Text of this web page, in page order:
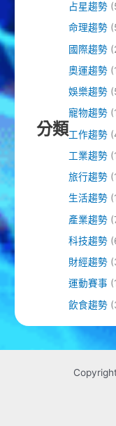
分類
占星趨勢
命理趨勢
國際趨勢
奧運趨勢
娛樂趨勢
寵物趨勢
工作趨勢
工業趨勢
旅行趨勢
生活趨勢
產業趨勢
科技趨勢
財經趨勢
運動賽事
飲食趨勢